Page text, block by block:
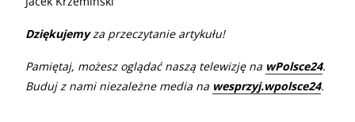
Dziękujemyza przeczytanie artykułu!
Pamiętaj, możesz oglądać naszą telewizję na wPolsce24.
Buduj z nami niezależne media na wesprzyj.wpolsce24.